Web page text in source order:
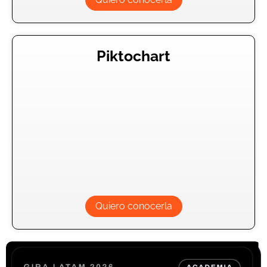
Piktochart
Quiero conocerla